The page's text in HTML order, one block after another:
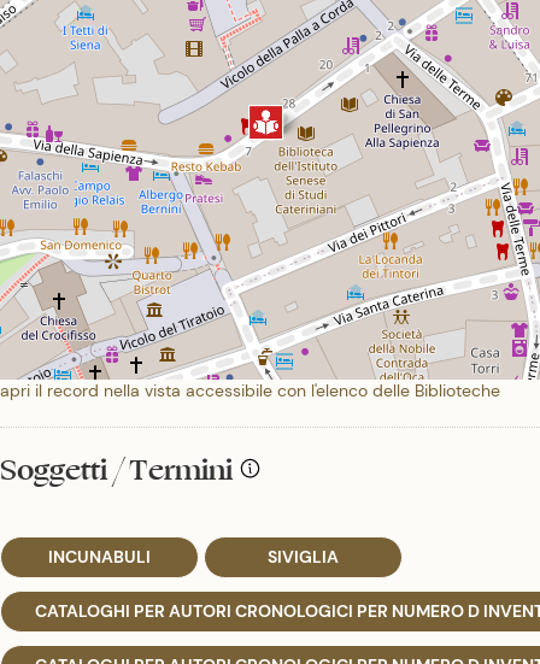
apri il record nella vista accessibile con l'elenco delle Biblioteche
Soggetti / Termini
INCUNABULI SIVIGLIA
CATALOGHI PER AUTORI CRONOLOGICI PER NUMERO D